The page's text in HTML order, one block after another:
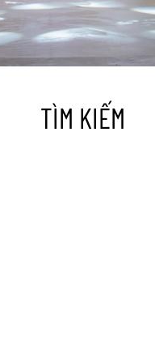
TÌM KIẾM